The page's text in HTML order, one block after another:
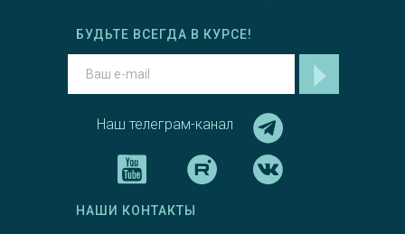
Наш телеграм-канал
БУДЬТЕ ВСЕГДА В КУРСЕ!
НАШИ КОНТАКТЫ